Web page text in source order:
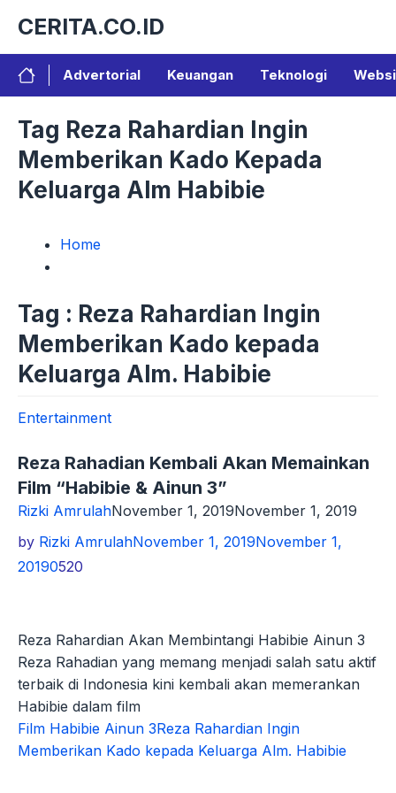
isi
CERITA.CO.ID
Advertorial Keuangan Teknologi
Tag Reza Rahardian Ingin
Memberikan Kado Kepada
Keluarga Alm Habibie
Home
Tag : Reza Rahardian Ingin
Memberikan Kado kepada
Keluarga Alm. Habibie
Entertainment
Reza Rahadian Kembali Akan Memainkan
Film “Habibie & Ainun 3”
Rizki AmrulahNovember 1, 2019November 1, 2019
by Rizki AmrulahNovember 1, 2019November 1,
20190520
Reza Rahardian Akan Membintangi Habibie Ainun 3
Reza Rahadian yang memang menjadi salah satu aktif
terbaik di Indonesia kini kembali akan memerankan
Habibie dalam film
Film Habibie Ainun 3Reza Rahardian Ingin
Memberikan Kado kepada Keluarga Alm. Habibie